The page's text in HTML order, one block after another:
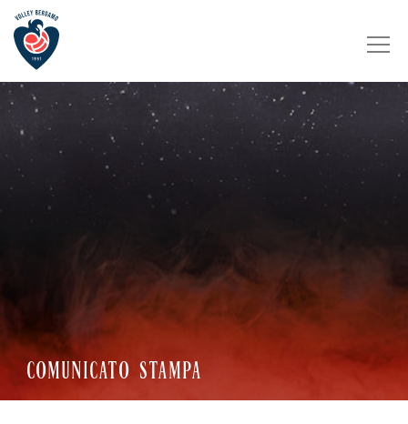
COMUNICATO STAMPA